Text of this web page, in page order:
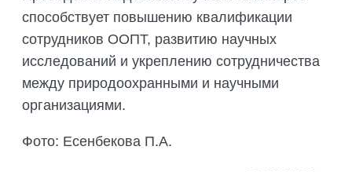
способствует повышению квалификации
сотрудников ООПТ, развитию научных
исследований и укреплению сотрудничества
между природоохранными и научными
организациями.
Фото: Есенбекова П.А.